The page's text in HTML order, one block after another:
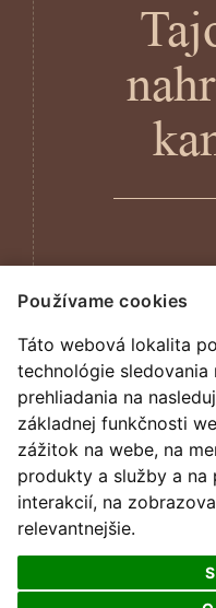
Používame cookies
Táto webová lokalita
technológie sledovania
prehliadania na
základnej funkčnosti
zážitok na webe, na
produkty a služby a na
interakcií, na
relevantnejšie.
Tajomstva